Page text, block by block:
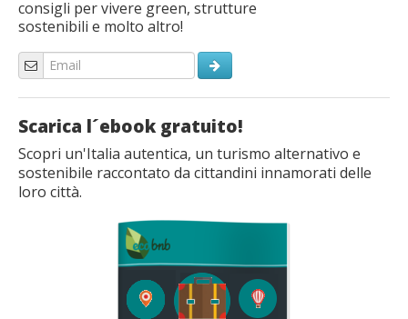
consigli per vivere green, strutture
sostenibili e molto altro!
Scarica l´ebook gratuito!
Scopri un'Italia autentica, un turismo alternativo e
sostenibile raccontato da cittandini innamorati delle
loro città.